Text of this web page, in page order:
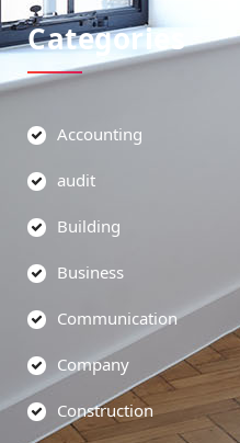
Categories
Accounting
audit
Building
Business
Communication
Company
Construction